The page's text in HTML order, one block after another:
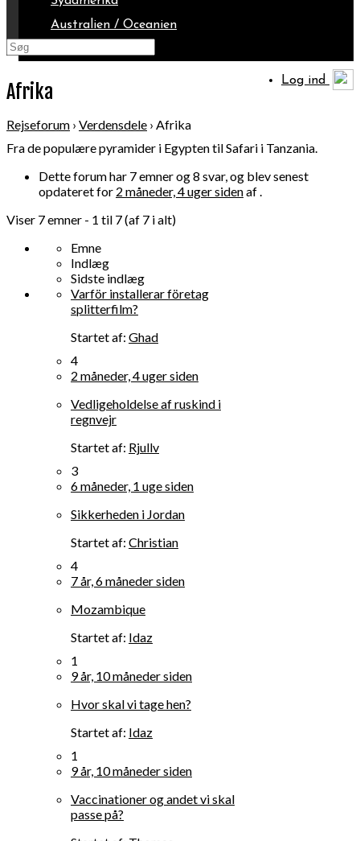
Australien / Oceanien
Log ind
Afrika
Rejseforum › Verdensdele › Afrika
Fra de populære pyramider i Egypten til Safari i Tanzania.
Dette forum har 7 emner og 8 svar, og blev senest
opdateret for 2 måneder, 4 uger sidenaf .
Viser 7 emner - 1 til 7 (af 7 i alt)
Emne
Indlæg
Sidste indlæg
Varför installerar företag
splitterfilm?
Startet af: Ghad
4
2 måneder, 4 uger siden
Vedligeholdelse af ruskind i
regnvejr
Startet af: Rjullv
3
6 måneder, 1 uge siden
Sikkerheden i Jordan
Startet af: Christian
4
7 år, 6 måneder siden
Mozambique
Startet af: Idaz
1
9 år, 10 måneder siden
Hvor skal vi tage hen?
Startet af: Idaz
1
9 år, 10 måneder siden
Vaccinationer og andet vi skal
passe på?